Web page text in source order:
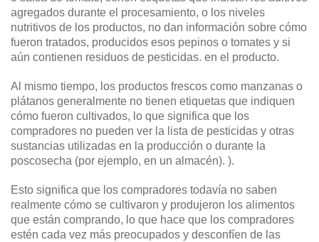
agregados durante el procesamiento, o los niveles
nutritivos de los productos, no dan información sobre cómo
fueron tratados, producidos esos pepinos o tomates y si
aún contienen residuos de pesticidas. en el producto.
Al mismo tiempo, los productos frescos como manzanas o
plátanos generalmente no tienen etiquetas que indiquen
cómo fueron cultivados, lo que significa que los
compradores no pueden ver la lista de pesticidas y otras
sustancias utilizadas en la producción o durante la
poscosecha (por ejemplo, en un almacén). ).
Esto significa que los compradores todavía no saben
realmente cómo se cultivaron y produjeron los alimentos
que están comprando, lo que hace que los compradores
estén cada vez más preocupados y desconfíen de las